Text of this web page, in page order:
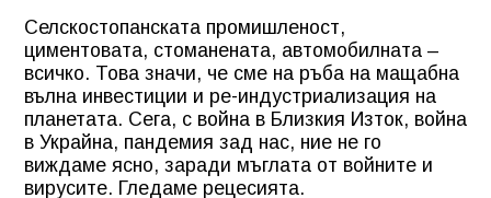
Селскостопанската промишленост,
циментовата, стоманената, автомобилната –
всичко. Това значи, че сме на ръба на мащабна
вълна инвестиции и ре-индустриализация на
планетата. Сега, с война в Близкия Изток, война
в Украйна, пандемия зад нас, ние не го
виждаме ясно, заради мъглата от войните и
вирусите. Гледаме рецесията.